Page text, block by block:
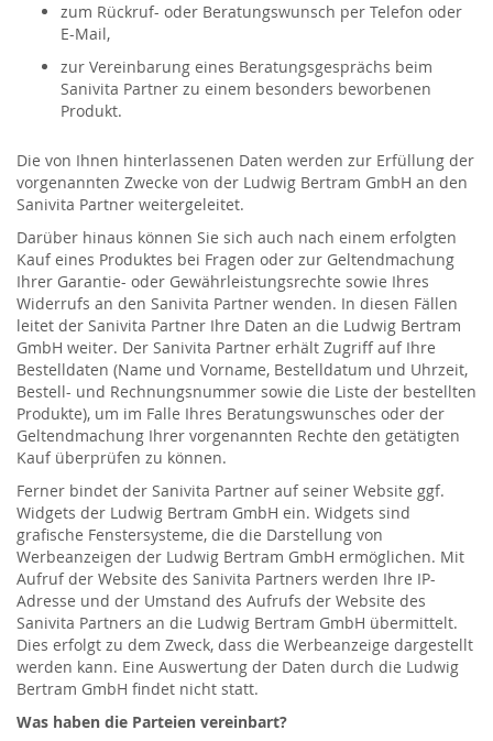
zum Rückruf- oder Beratungswunsch per Telefon oder
E-Mail,
zur Vereinbarung eines Beratungsgesprächs beim
Sanivita Partner zu einem besonders beworbenen
Produkt.
Die von Ihnen hinterlassenen Daten werden zur Erfüllung der
vorgenannten Zwecke von der Ludwig Bertram GmbH an den
Sanivita Partner weitergeleitet.
Darüber hinaus können Sie sich auch nach einem erfolgten
Kauf eines Produktes bei Fragen oder zur Geltendmachung
Ihrer Garantie- oder Gewährleistungsrechte sowie Ihres
Widerrufs an den Sanivita Partner wenden. In diesen Fällen
leitet der Sanivita Partner Ihre Daten an die Ludwig Bertram
GmbH weiter. Der Sanivita Partner erhält Zugriff auf Ihre
Bestelldaten (Name und Vorname, Bestelldatum und Uhrzeit,
Bestell- und Rechnungsnummer sowie die Liste der bestellten
Produkte), um im Falle Ihres Beratungswunsches oder der
Geltendmachung Ihrer vorgenannten Rechte den getätigten
Kauf überprüfen zu können.
Ferner bindet der Sanivita Partner auf seiner Website ggf.
Widgets der Ludwig Bertram GmbH ein. Widgets sind
grafische Fenstersysteme, die die Darstellung von
Werbeanzeigen der Ludwig Bertram GmbH ermöglichen. Mit
Aufruf der Website des Sanivita Partners werden Ihre IP-
Adresse und der Umstand des Aufrufs der Website des
Sanivita Partners an die Ludwig Bertram GmbH übermittelt.
Dies erfolgt zu dem Zweck, dass die Werbeanzeige dargestellt
werden kann. Eine Auswertung der Daten durch die Ludwig
Bertram GmbH findet nicht statt.
Was haben die Parteien vereinbart?